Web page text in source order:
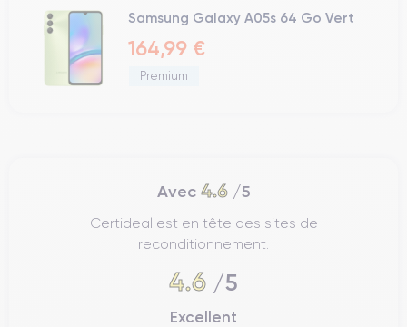
Samsung Galaxy A05s 64 Go Vert
164,99 €
Premium
Avec 4.6/5
Certideal est en tête des sites de
reconditionnement.
4.6 /5
Excellent